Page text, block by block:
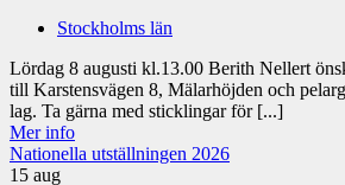
Stockholms län
Lördag 8 augusti kl.13.00 Berith Nellert
till Karstensvägen 8, Mälarhöjden och
lag. Ta gärna med sticklingar för [...]
Mer info
Nationella utställningen 2026
15 aug